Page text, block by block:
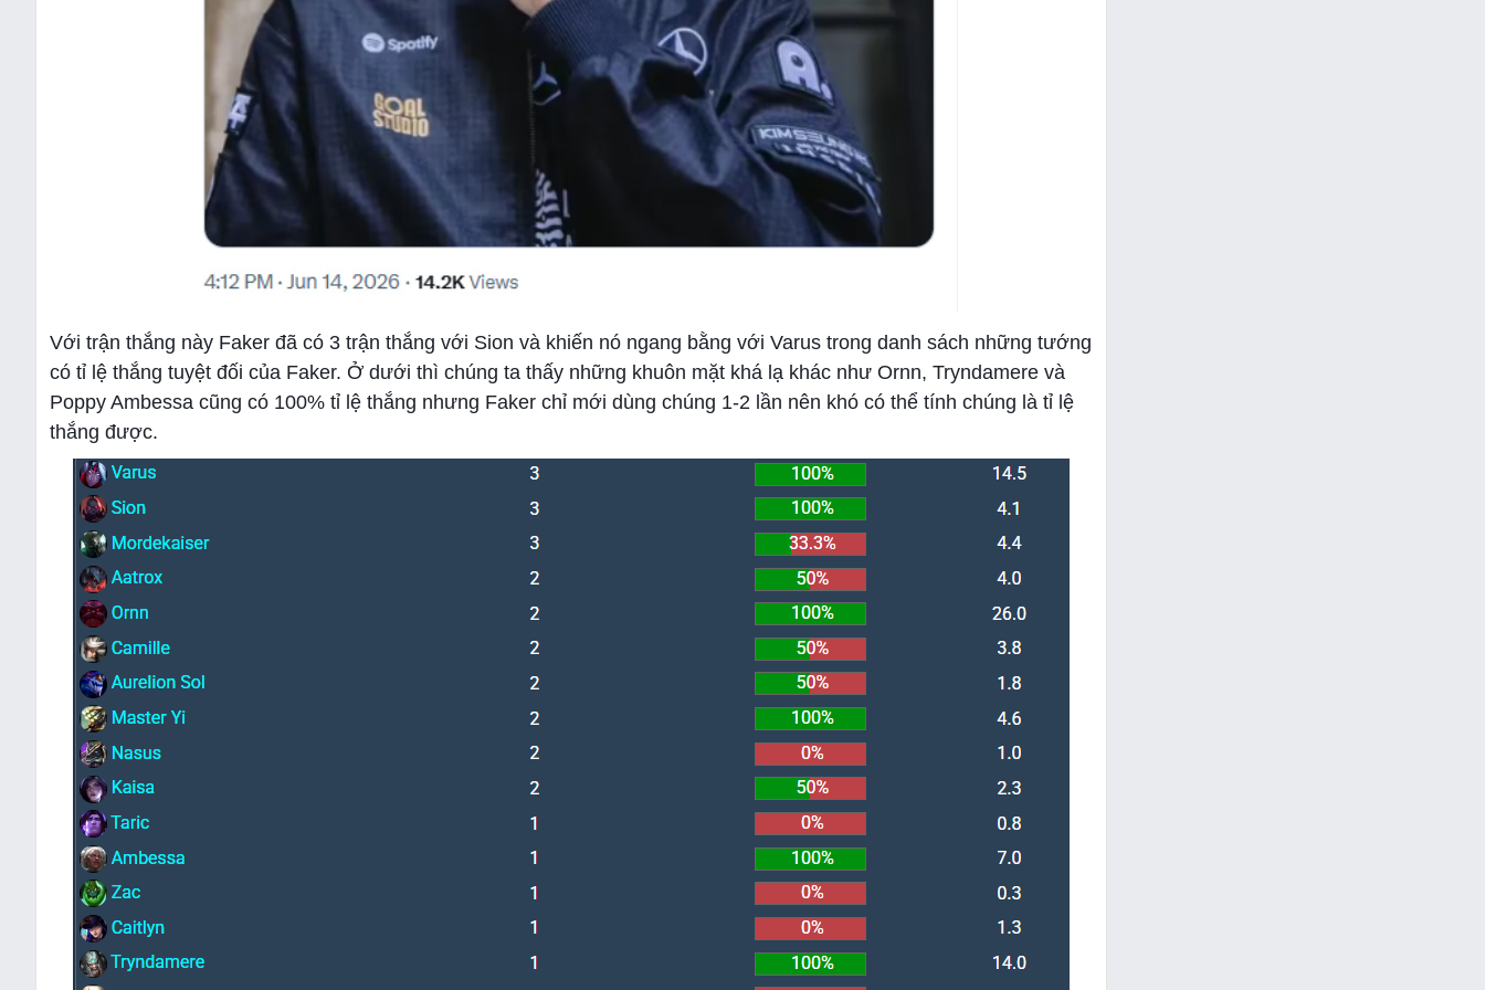
Với trận thắng này Faker đã có 3 trận thắng với Sion và khiến nó ngang bằng với Varus trong danh sách những tướng
có tỉ lệ thắng tuyệt đối của Faker. Ở dưới thì chúng ta thấy những khuôn mặt khá lạ khác như Ornn, Tryndamere và
Poppy Ambessa cũng có 100% tỉ lệ thắng nhưng Faker chỉ mới dùng chúng 1-2 lần nên khó có thể tính chúng là tỉ lệ
thắng được.